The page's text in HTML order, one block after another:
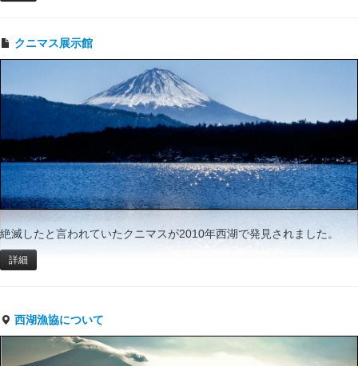
クニマス展示館
絶滅したと言われていたクニマスが2010年西湖で発見されました。
詳細
西湖漁協について